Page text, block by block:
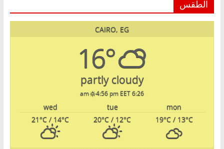
الطقس
CAIRO, EG
16°
partly cloudy
6:26 am
4:56 pm EET
mon
tue
wed
19°C/ 13°C
20°C / 12°C
21°C / 14°C